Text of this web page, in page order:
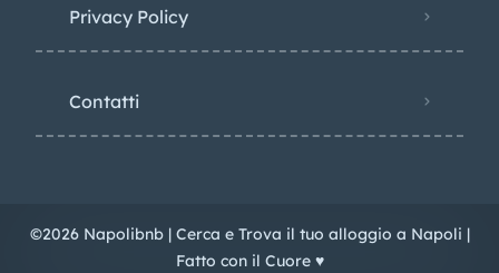
Privacy Policy​
Contatti
©2026 Napolibnb | Cerca e Trova il tuo alloggio a Napoli |
Fatto con il Cuore ♥